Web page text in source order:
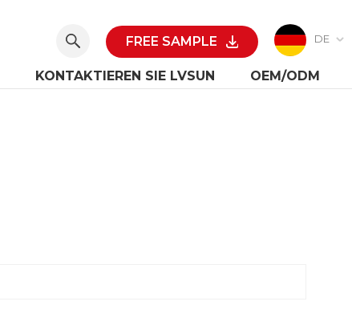
DE
FREE SAMPLE
KONTAKTIEREN SIE LVSUN OEM/ODM